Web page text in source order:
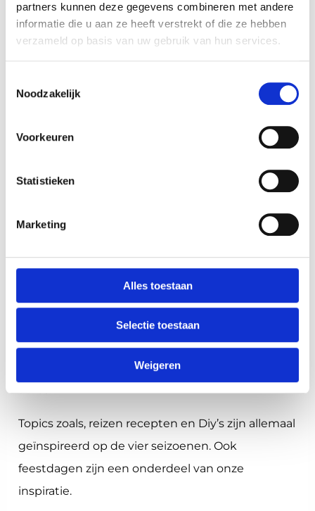
partners kunnen deze gegevens combineren met andere
informatie die u aan ze heeft verstrekt of die ze hebben
verzameld op basis van uw gebruik van hun services.
Noodzakelijk
Voorkeuren
Statistieken
Marketing
Alles toestaan
Selectie toestaan
Weigeren
Eten voor kinderen in de winter
Dit waren mijn kinderengerechten voor alle
seizoenen. Niet moeilijk om te maken. Met een
beetje fantasie kun je alles mooi maken als je
schattige kindergerechten?
hoogte van de nieuwe creaties van Tifarah.
: Hier vind je alle inspiratie over
de 4 seizoenen. Ben je dol op Lente, Zomer,
Herfst en Winter dan ben je hier op het juiste
adres.
Topics zoals, reizen recepten en Diy’s zijn allemaal
geïnspireerd op de vier seizoenen. Ook
feestdagen zijn een onderdeel van onze
inspiratie.